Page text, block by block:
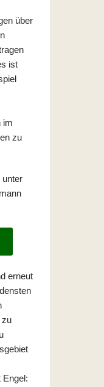
über
ist
im
zu
unter
erneut
zu
Engel: